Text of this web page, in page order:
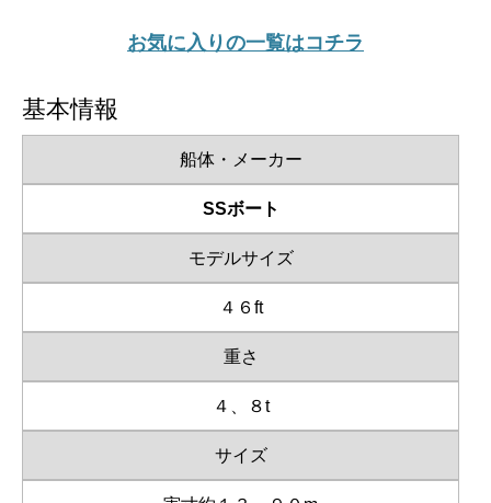
お気に入りの一覧はコチラ
基本情報
船体・メーカー
SSボート
モデルサイズ
４６ft
重さ
４、８t
サイズ